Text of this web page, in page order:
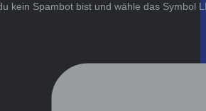
kein Spambot bist und wähle das Symbol